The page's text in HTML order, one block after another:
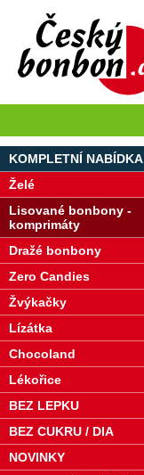
KOMPLETNÍ NABÍDKA
Želé
Lisované bonbony -
komprimáty
Dražé bonbony
Zero Candies
Žvýkačky
Lízátka
Chocoland
Lékořice
BEZ LEPKU
BEZ CUKRU / DIA
NOVINKY